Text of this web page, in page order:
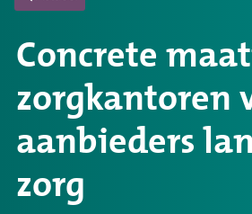
Concrete
zorgkantoren
aanbieders
zorg